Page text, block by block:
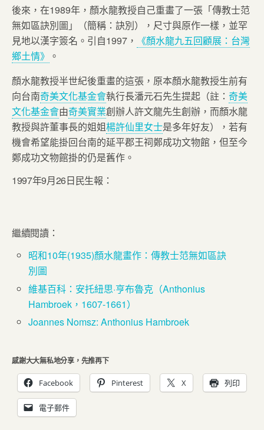
後來，在1989年，顏水龍教授自己重畫了一張「傳教士范
無如區訣別圖」（簡稱：訣別），尺寸與原作一樣，並罕
見地以漢字簽名。引自1997，
《顏水龍九五回顧展：台灣
鄉土情》 。
顏水龍教授半世紀後重畫的這張，原本顏水龍教授生前有
向台南奇美文化基金會執行長潘元石先生提起（註： 奇美
文化基金會由奇美實業創辦人許文龍先生創辦，而顏水龍
教授與許董事長的姐姐楊許仙里女士是多年好友），若有
機會希望能掛回台南的延平郡王祠鄭成功文物館，但至今
鄭成功文物館掛的仍是舊作。
1997年9月26日民生報：
繼續閱讀：
昭和10年(1935)顏水龍畫作：傳教士范無如區訣
別圖
維基百科：安托紐思·亨布魯克（Anthonius
Hambroek，1607-1661）
Joannes Nomsz: Anthonius Hambroek
感謝大大無私地分享，先推再下
Facebook Pinterest X 列印
電子郵件